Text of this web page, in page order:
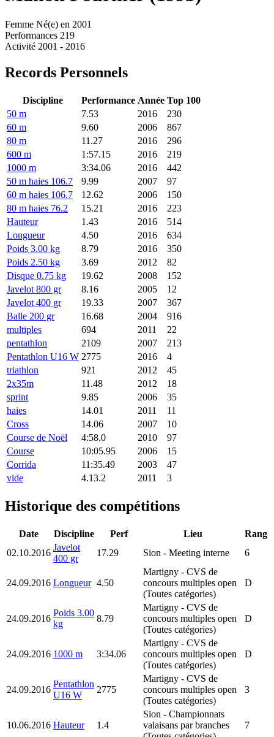
Femme Né(e) en 2001
Performances 219
Activité 2001 - 2016
Records Personnels
Discipline Performance Année Top 100
50 m
7.53 2016
230
60 m
9.60 2006
867
80 m
11.27 2016
296
600 m
1:57.15 2016
219
1000 m
3:34.06 2016
442
50 m haies 106.7
9.99 2007
97
60 m haies 106.7
12.62 2006
150
80 m haies 76.2
15.21 2016
223
Hauteur
1.43 2016
514
Longueur
4.50 2016
634
Poids 3.00 kg
8.79 2016
350
Poids 2.50 kg
3.69 2012
82
Disque 0.75 kg
19.62 2008
152
Javelot 800 gr
8.16 2005
12
Javelot 400 gr
19.33 2007
367
Balle 200 gr
16.68 2004
916
multiples
694 2011
22
pentathlon
2109 2007
213
Pentathlon U16 W 2775 2016
4
triathlon
921 2012
45
2x35m
11.48 2012
18
sprint
9.85 2006
35
haies
14.01 2011
11
Cross
14.06 2007
10
Course de Noël
4:58.0 2010
97
Course
10:05.95 2006
15
Corrida
11:35.49 2003
47
vide
4.13.2 2011 3
Historique des compétitions
Date Discipline Perf Lieu
Rang
02.10.2016
Javelot
400 gr
17.29 Sion - Meeting interne 6
24.09.2016 Longueur 4.50
Martigny - CVS de
concours multiples open
(Toutes catégories)
D
24.09.2016
Poids 3.00
kg
8.79
Martigny - CVS de
concours multiples open
(Toutes catégories)
D
24.09.2016 1000 m 3:34.06
Martigny - CVS de
concours multiples open
(Toutes catégories)
D
24.09.2016
Pentathlon
U16 W
2775
Martigny - CVS de
concours multiples open
(Toutes catégories)
3
10.06.2016 Hauteur 1.4
Sion - Championnats
valaisans par branches
7